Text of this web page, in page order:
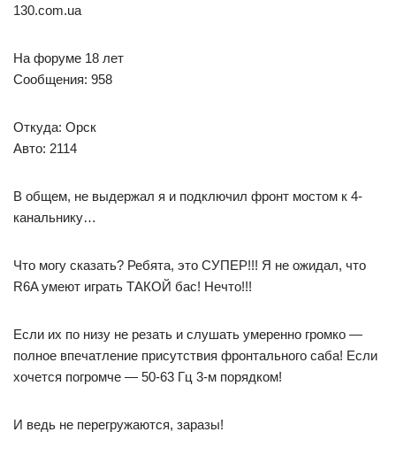
На форуме 18 лет
Сообщения: 958
Откуда: Орск
Авто: 2114
В общем, не выдержал я и подключил фронт мостом к 4-
канальнику…
Что могу сказать? Ребята, это СУПЕР!!! Я не ожидал, что
R6A умеют играть ТАКОЙ бас! Нечто!!!
Если их по низу не резать и слушать умеренно громко —
полное впечатление присутствия фронтального саба! Если
хочется погромче — 50-63 Гц 3-м порядком!
И ведь не перегружаются, заразы!